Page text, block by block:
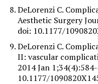
DeLorenzi C.
Aesthetic Surgery
doi: 10.1177/
DeLorenzi C.
II: vascular
2014 Jan
10.1177/